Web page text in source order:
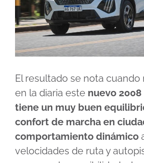
El resultado se nota cuando
en la diaria este nuevo
tiene un muy buen
confort de marcha en
comportamiento dinámico
velocidades de ruta y